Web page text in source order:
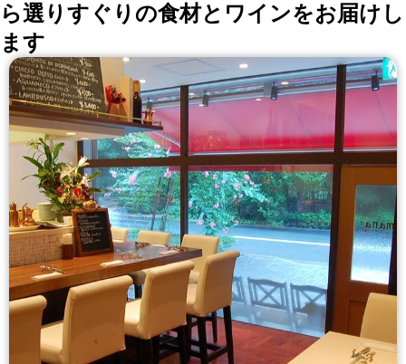
ら選りすぐりの食材とワインをお届けし
ます